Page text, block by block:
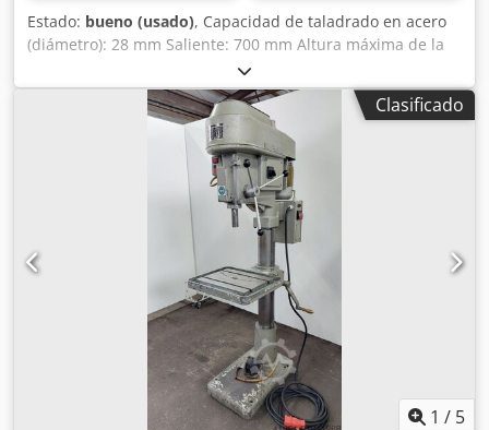
Estado: bueno (usado), Capacidad de taladrado en acero
(diámetro): 28 mm Saliente: 700 mm Altura máxima de la
pieza de trabajo: 1300 mm Cono de herramienta: MK3
Avances: 0,1-0,3 mm/rev Velocidades del husillo: 100-1.220
rev/min Consumo total de energía: 1,4 kW Peso de la
máquina: aproximadamente 1,3 t Espacio requerido:
aproximadamente 1,8 x 0,8 x 2,3 m (largo x ancho x alto)
Credpszfqmcofx Apcof Incluye mesa cruceta Incluye
avance de taladrado Sujeción mecánica
Clasificado
1 / 5